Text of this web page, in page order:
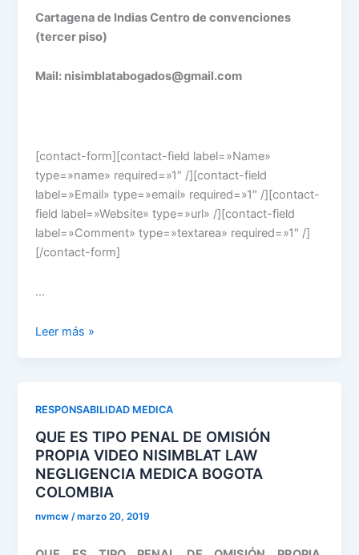
Cartagena de Indias Centro de convenciones
(tercer piso)
Mail: nisimblatabogados@gmail.com
[contact-form][contact-field label=»Name»
type=»name» required=»1″ /][contact-field
label=»Email» type=»email» required=»1″ /][contact-
field label=»Website» type=»url» /][contact-field
label=»Comment» type=»textarea» required=»1″ /]
[/contact-form]
…
QUE
DE
IMPROPIA.
Video
NISIMBLAT
ABOGADOS
Leer más »
RESPONSABILIDAD MEDICA
QUE ES TIPO PENAL DE OMISIÓN
PROPIA VIDEO NISIMBLAT LAW
NEGLIGENCIA MEDICA BOGOTA
COLOMBIA
nvmcw/marzo 20, 2019